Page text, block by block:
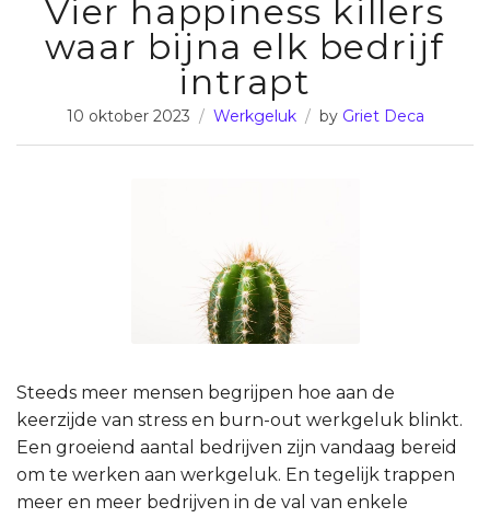
Vier happiness killers
waar bijna elk bedrijf
intrapt
10 oktober 2023 Werkgeluk by Griet Deca
Steeds meer mensen begrijpen hoe aan de
keerzijde van stress en burn-out werkgeluk blinkt.
Een groeiend aantal bedrijven zijn vandaag bereid
om te werken aan werkgeluk. En tegelijk trappen
meer en meer bedrijven in de val van enkele